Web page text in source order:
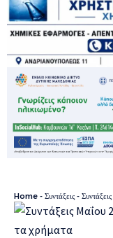
Home - Συντάξεις -